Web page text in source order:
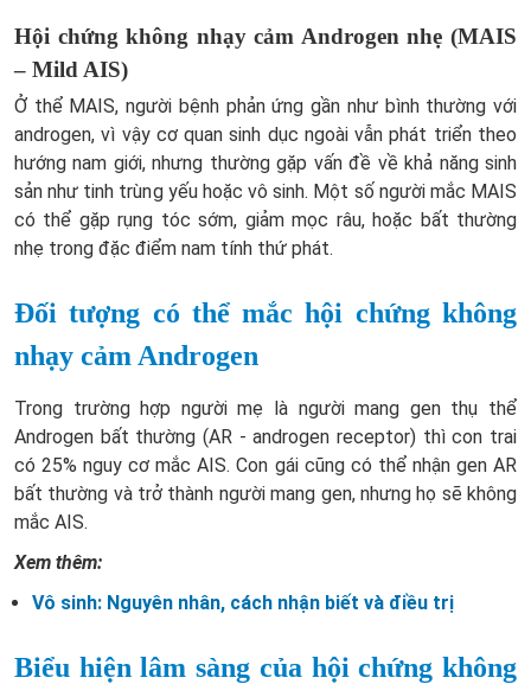
Hội chứng không nhạy cảm Androgen nhẹ (MAIS
– Mild AIS)
Ở thể MAIS, người bệnh phản ứng gần như bình thường với
androgen, vì vậy cơ quan sinh dục ngoài vẫn phát triển theo
hướng nam giới, nhưng thường gặp vấn đề về khả năng sinh
sản như tinh trùng yếu hoặc vô sinh. Một số người mắc MAIS
có thể gặp rụng tóc sớm, giảm mọc râu, hoặc bất thường
nhẹ trong đặc điểm nam tính thứ phát.
Đối tượng có thể mắc hội chứng không
nhạy cảm Androgen
Trong trường hợp người mẹ là người mang gen thụ thể
Androgen bất thường (AR - androgen receptor) thì con trai
có 25% nguy cơ mắc AIS. Con gái cũng có thể nhận gen AR
bất thường và trở thành người mang gen, nhưng họ sẽ không
mắc AIS.
Xem thêm:
Vô sinh: Nguyên nhân, cách nhận biết và điều trị
Biểu hiện lâm sàng của hội chứng không